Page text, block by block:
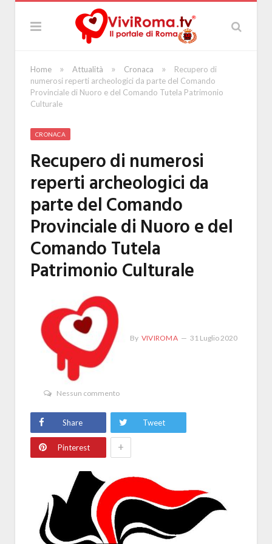
Home » Attualità » Cronaca »
Recupero di
numerosi reperti archeologici da parte del Comando
Provinciale di Nuoro e del Comando Tutela Patrimonio
Culturale
CRONACA
Recupero di numerosi
reperti archeologici da
parte del Comando
Provinciale di Nuoro e del
Comando Tutela
Patrimonio Culturale
By VIVIROMA 31 Luglio 2020
Nessun commento
Share Tweet
Pinterest +